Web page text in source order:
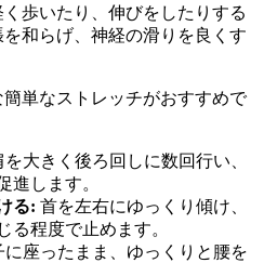
歩いたり、伸びをしたりする
和らげ、神経の滑りを良くす
単なストレッチがおすすめで
を大きく後ろ回しに数回行い、
進します。
る: 首を左右にゆっくり傾け、
る程度で止めます。
に座ったまま、ゆっくりと腰を